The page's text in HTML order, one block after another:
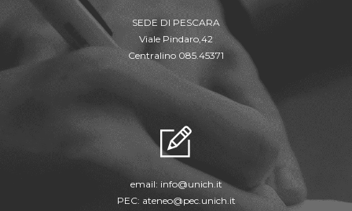
SEDE DI PESCARA
Viale Pindaro,42
Centralino 085.45371
email: info@unich.it
PEC: ateneo@pec.unich.it